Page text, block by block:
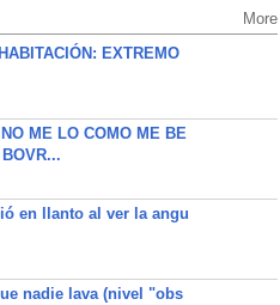
More
EXTREMO
ME LO COMO ME BE
en llanto al ver la angu
nadie lava (nivel "obs